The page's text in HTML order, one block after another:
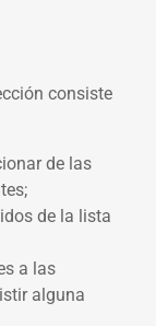
consiste
de las
de la lista
a las
alguna